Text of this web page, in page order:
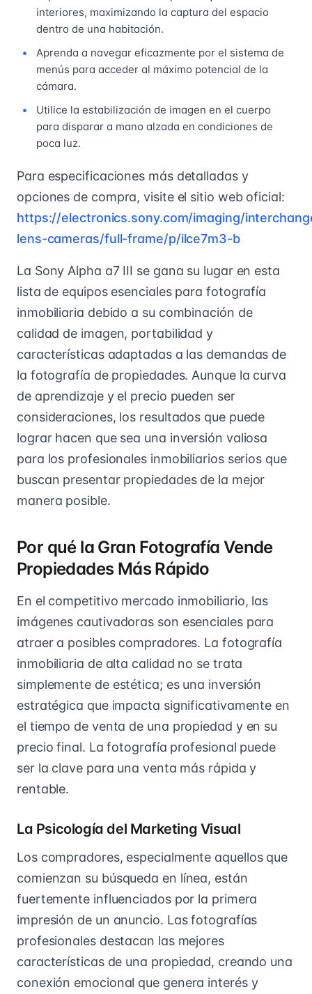
interiores, maximizando la captura del espacio
dentro de una habitación.
Aprenda a navegar eficazmente por el sistema de
menús para acceder al máximo potencial de la
cámara.
Utilice la estabilización de imagen en el cuerpo
para disparar a mano alzada en condiciones de
poca luz.
Para especificaciones más detalladas y
opciones de compra, visite el sitio web oficial:
https://electronics.sony.com/imaging/
lens-cameras/full-frame/p/ilce7m3-b
La Sony Alpha a7 III se gana su lugar en esta
lista de equipos esenciales para fotografía
inmobiliaria debido a su combinación de
calidad de imagen, portabilidad y
características adaptadas a las demandas de
la fotografía de propiedades. Aunque la curva
de aprendizaje y el precio pueden ser
consideraciones, los resultados que puede
lograr hacen que sea una inversión valiosa
para los profesionales inmobiliarios serios que
buscan presentar propiedades de la mejor
manera posible.
Por qué la Gran Fotografía Vende
Propiedades Más Rápido
En el competitivo mercado inmobiliario, las
imágenes cautivadoras son esenciales para
atraer a posibles compradores. La fotografía
inmobiliaria de alta calidad no se trata
simplemente de estética; es una inversión
estratégica que impacta significativamente en
el tiempo de venta de una propiedad y en su
precio final. La fotografía profesional puede
ser la clave para una venta más rápida y
rentable.
La Psicología del Marketing Visual
Los compradores, especialmente aquellos que
comienzan su búsqueda en línea, están
fuertemente influenciados por la primera
impresión de un anuncio. Las fotografías
profesionales destacan las mejores
características de una propiedad, creando una
conexión emocional que genera interés y